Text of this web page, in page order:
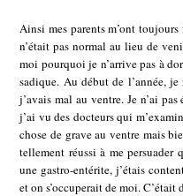
Ainsi mes parents m’ont
n’était pas normal au lieu de
moi pourquoi je n’arrive pas à
sadique. Au début de l’année,
j’avais mal au ventre. Je n’ai
j’ai vu des docteurs qui
chose de grave au ventre mais
tellement réussi à me persuader
une gastro-entérite, j’étais
et on s’occuperait de moi. C’était